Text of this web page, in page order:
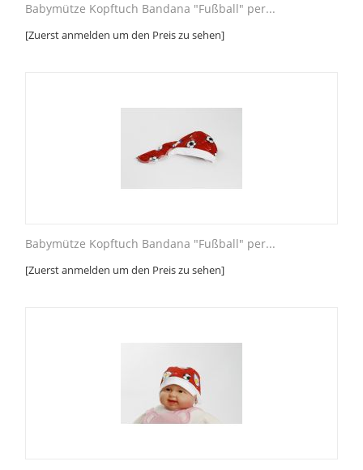
Babymütze Kopftuch Bandana "Fußball" per...
[Zuerst anmelden um den Preis zu sehen]
Babymütze Kopftuch Bandana "Fußball" per...
[Zuerst anmelden um den Preis zu sehen]